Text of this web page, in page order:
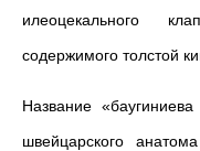
илеоцекального
содержимого толстой
Название
швейцарского